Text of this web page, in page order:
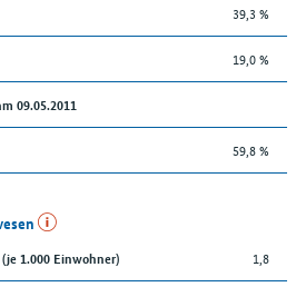
39,3 %
19,0 %
09.05.2011
59,8 %
1.000 Einwohner) 1,8